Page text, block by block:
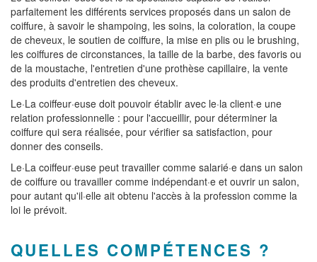
parfaitement les différents services proposés dans un salon de
coiffure, à savoir le shampoing, les soins, la coloration, la coupe
de cheveux, le soutien de coiffure, la mise en plis ou le brushing,
les coiffures de circonstances, la taille de la barbe, des favoris ou
de la moustache, l'entretien d'une prothèse capillaire, la vente
des produits d'entretien des cheveux.
Le·La coiffeur·euse doit pouvoir établir avec le·la client·e une
relation professionnelle : pour l'accueillir, pour déterminer la
coiffure qui sera réalisée, pour vérifier sa satisfaction, pour
donner des conseils.
Le·La coiffeur·euse peut travailler comme salarié·e dans un salon
de coiffure ou travailler comme indépendant·e et ouvrir un salon,
pour autant qu'il·elle ait obtenu l'accès à la profession comme la
loi le prévoit.
QUELLES COMPÉTENCES ?